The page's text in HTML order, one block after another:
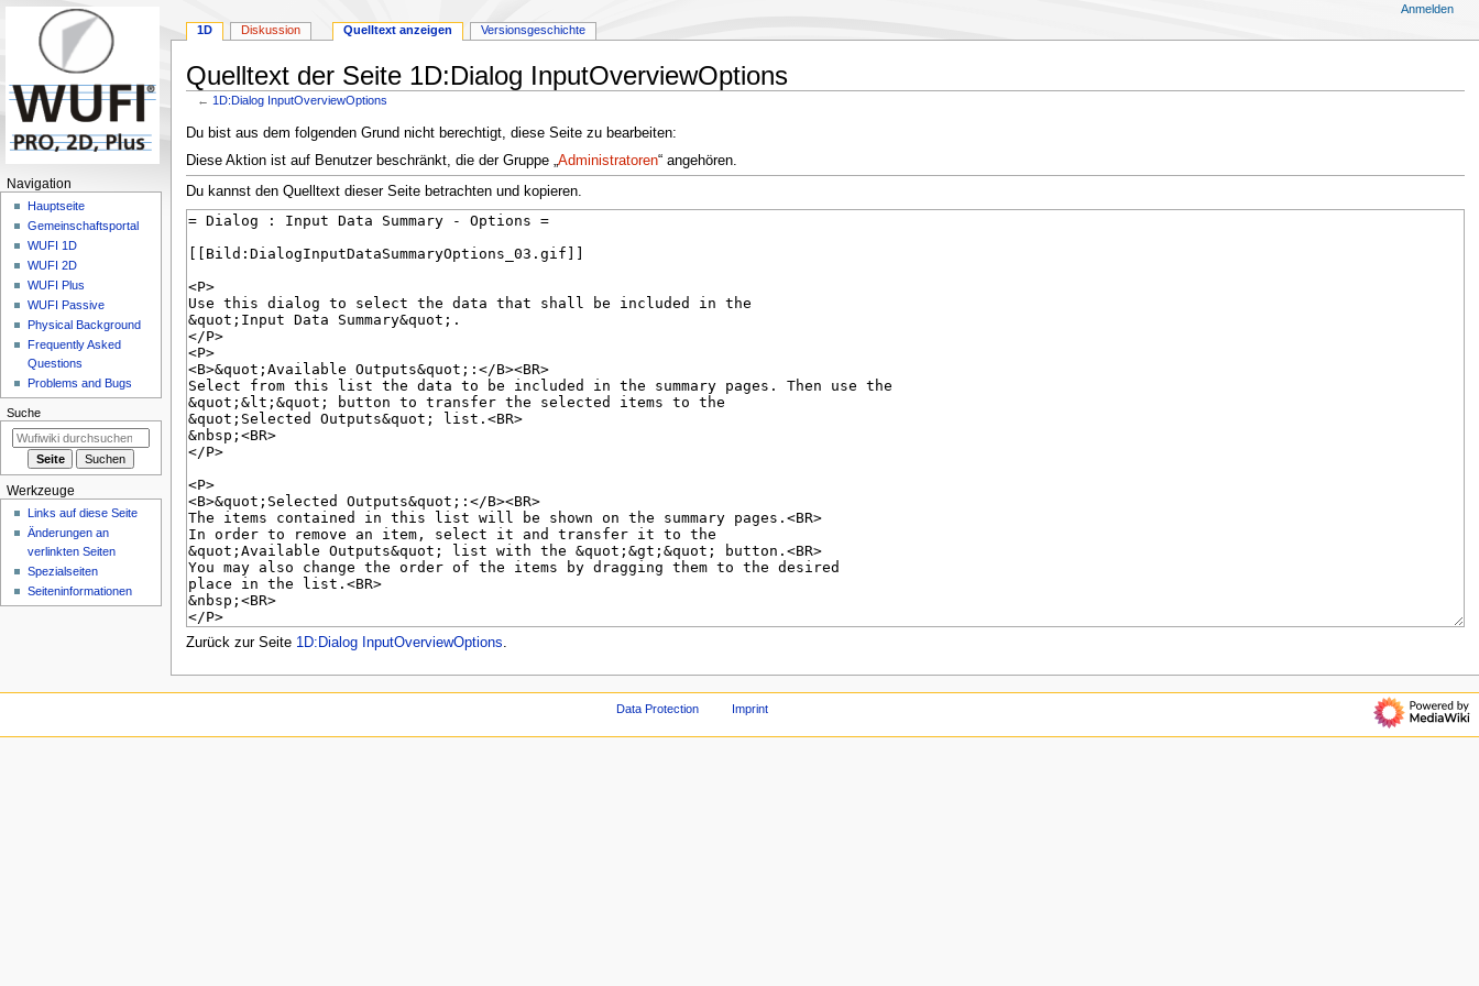
Quelltext der Seite 1D:Dialog InputOverviewOptions
← 1D:Dialog InputOverviewOptions
Zur
Navigation
springen
Zur
Suche
springen
Du bist aus dem folgenden Grund nicht berechtigt, diese Seite zu bearbeiten:
Diese Aktion ist auf Benutzer beschränkt, die der Gruppe „Administratoren“ angehören.
Du kannst den Quelltext dieser Seite betrachten und kopieren.
Zurück zur Seite 1D:Dialog InputOverviewOptions.
N
n
s
m
e
n
1D Diskussion Quelltext anzeigen Versionsgeschichte
Anmelden
Navigation
Hauptseite
Gemeinschafts­portal
WUFI 1D
WUFI 2D
WUFI Plus
WUFI Passive
Physical Background
Frequently Asked
Questions
Problems and Bugs
Suche
Werkzeuge
Links auf diese Seite
Änderungen an
verlinkten Seiten
Spezialseiten
Seiten­­informationen
Data Protection Imprint